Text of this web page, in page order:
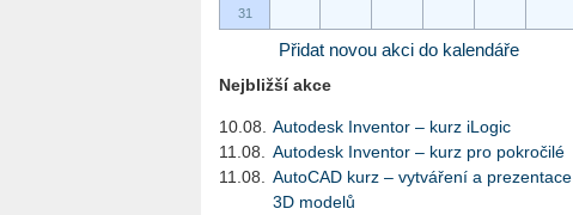
31
Přidat novou akci do kalendáře
Nejbližší akce
10.08.
Autodesk Inventor – kurz iLogic
11.08.
Autodesk Inventor – kurz pro pokročilé
11.08.
AutoCAD kurz – vytváření a prezentace
3D modelů